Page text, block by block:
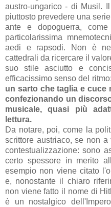
austro-ungarico - di Musil.
piuttosto prevedere una
ante e dopoguerra,
particolarissima
aedi e rapsodi. Non è
cattedrali da ricercare il
suo stile asciutto e
efficacissimo senso del ritmo:
un sarto che taglia e cuce
confezionando un
musicale, quasi più
lettura.
Da notare, poi, come la
scrittore austriaco, se non
contestualizzazione: sono
certo spessore in merito
esempio non viene citato
e, nonostante il chiaro
non viene fatto il nome di
è un nostalgico